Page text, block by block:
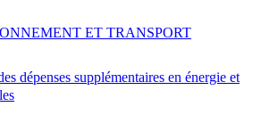
dépenses supplémentaires en énergie et
ET TRANSPORT